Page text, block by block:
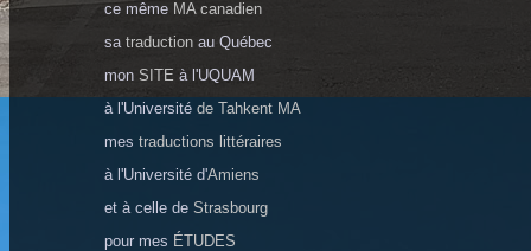
ce même MA canadien
sa traduction au Québec
mon SITE à l'UQUAM
à l'Université de Tahkent MA
mes traductions littéraires
à l'Université d'Amiens
et à celle de Strasbourg
pour mes ÉTUDES